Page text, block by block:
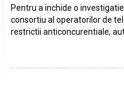
Pentru a inchide o
consortiu al operatorilor de
restrictii anticoncurentiale,